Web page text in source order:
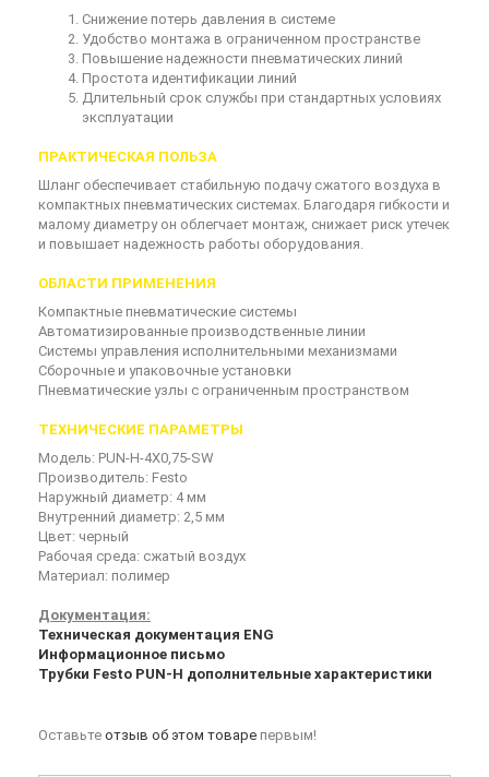
Снижение потерь давления в системе
Удобство монтажа в ограниченном пространстве
Повышение надежности пневматических линий
Простота идентификации линий
Длительный срок службы при стандартных условиях
эксплуатации
ПРАКТИЧЕСКАЯ ПОЛЬЗА
Шланг обеспечивает стабильную подачу сжатого воздуха в
компактных пневматических системах. Благодаря гибкости и
малому диаметру он облегчает монтаж, снижает риск утечек
и повышает надежность работы оборудования.
ОБЛАСТИ ПРИМЕНЕНИЯ
Компактные пневматические системы
Автоматизированные производственные линии
Системы управления исполнительными механизмами
Сборочные и упаковочные установки
Пневматические узлы с ограниченным пространством
ТЕХНИЧЕСКИЕ ПАРАМЕТРЫ
Модель: PUN-H-4X0,75-SW
Производитель: Festo
Наружный диаметр: 4 мм
Внутренний диаметр: 2,5 мм
Цвет: черный
Рабочая среда: сжатый воздух
Материал: полимер
Документация:
Техническая документация ENG
Информационное письмо
Трубки Festo PUN-H дополнительные характеристики
Оставьте отзыв об этом товаре первым!